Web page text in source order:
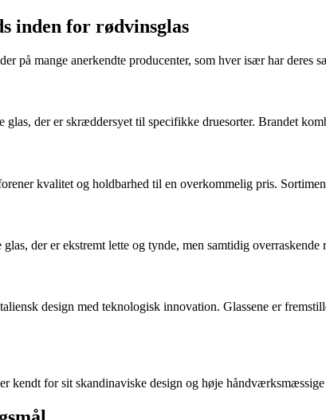
inden for rødvinsglas
på mange anerkendte producenter, som hver især har deres
der er skræddersyet til specifikke druesorter. Brandet
kvalitet og holdbarhed til en overkommelig pris.
der er ekstremt lette og tynde, men samtidig
design med teknologisk innovation. Glassene er
kendt for sit skandinaviske design og høje